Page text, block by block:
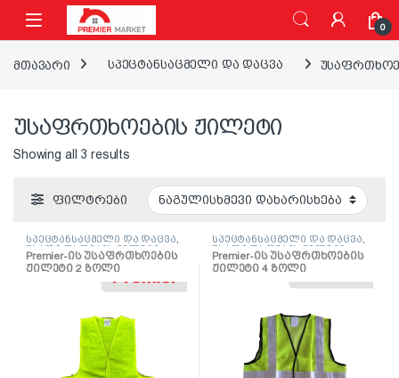
ნავიგაციაზე გადასვლა
შინაარსზე გადასვლა
0
მთავარი სპეცტანსაცმელი და დაცვა
უსაფრთხოების ჟილეტი
Showing all 3 results
ფილტრები
სპეცტანსაცმელი და დაცვა,
უსაფრთხოების ჟილეტი
Premier-ის უსაფრთხოების
ჟილეტი 2 ზოლი
სპეცტანსაცმელი და დაცვა,
უსაფრთხოების ჟილეტი
Premier-ის უსაფრთხოების
ჟილეტი 4 ზოლი